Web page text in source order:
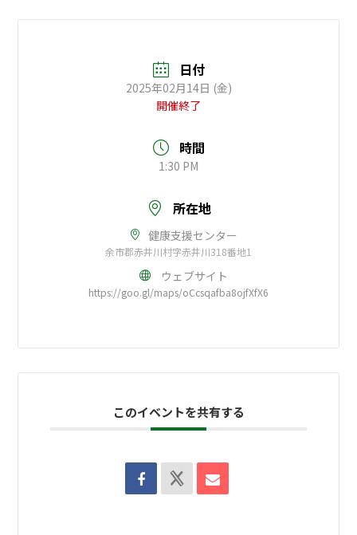
日付
2025年02月14日 (金)
開催終了
時間
1:30 PM
所在地
健康支援センター
余市郡赤井川村字赤井川318番地1
ウェブサイト
https://goo.gl/maps/oCcsqafba8ojfXfX6
このイベントを共有する